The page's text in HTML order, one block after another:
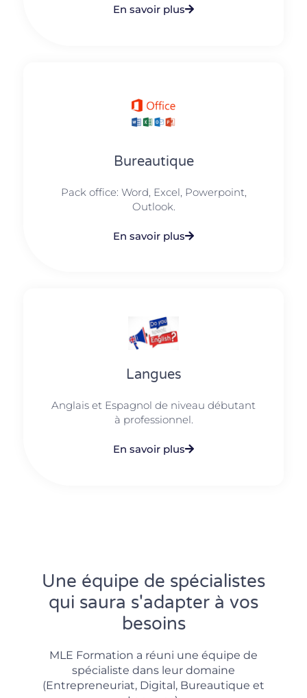
En savoir plus
Bureautique
Pack office: Word, Excel, Powerpoint,
Outlook.​
En savoir plus
Langues
Anglais et Espagnol de niveau débutant
à professionnel.
En savoir plus
Une équipe de spécialistes
qui saura s'adapter à vos
besoins
MLE Formation a réuni une équipe de
spécialiste dans leur domaine
(Entrepreneuriat, Digital, Bureautique et